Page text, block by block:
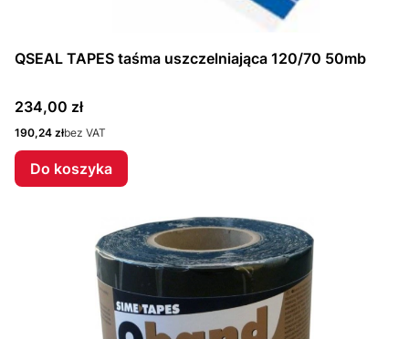
QSEAL TAPES taśma uszczelniająca 120/70 50mb
Cena
234,00 zł
Cena
190,24 złbez VAT
Do koszyka